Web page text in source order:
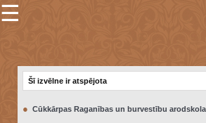
×
☰
Šī izvēlne ir atspējota
● Cūkkārpas Raganības un burvestību arodskola